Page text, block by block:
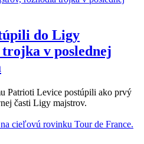
do Ligy
v poslednej
Patrioti Levice postúpili ako prvý
časti Ligy majstrov.